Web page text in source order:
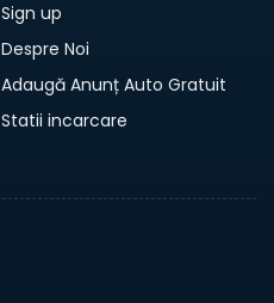
Sign up
Despre Noi
Adaugă Anunț Auto Gratuit
Statii incarcare